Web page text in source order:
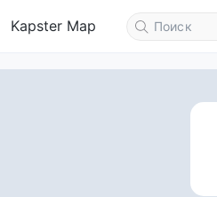
Kapster Map